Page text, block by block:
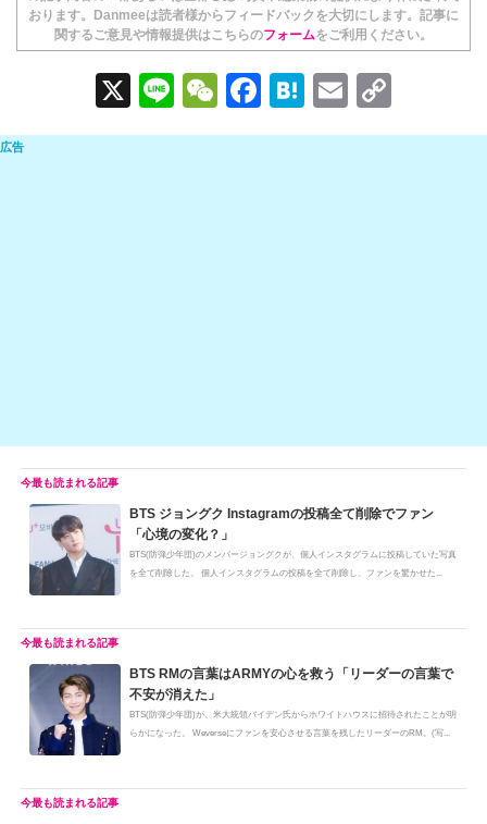
おります。Danmeeは読者様からフィードバックを大切にします。記事に
関するご意見や情報提供はこちらのフォームをご利用ください。
X
Li
n
W
e
F
a
H
at
E
m o
BTS ジョングク Instagramの投稿全て削除でファン
「心境の変化？」
BTS(防弾少年団)のメンバージョングクが、個人インスタグラムに投稿していた写真
を全て削除した。 個人インスタグラムの投稿を全て削除し、ファンを驚かせた...
BTS RMの言葉はARMYの心を救う「リーダーの言葉で
不安が消えた」
BTS(防弾少年団)が、米大統領バイデン氏からホワイトハウスに招待されたことが明
らかになった。 Weverseにファンを安心させる言葉を残したリーダーのRM。(写...